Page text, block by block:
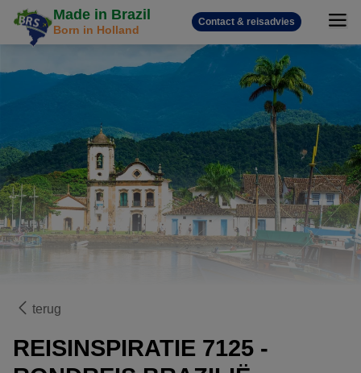
Made in Brazil
Born in Holland
Contact & reisadvies
terug
REISINSPIRATIE 7125 -